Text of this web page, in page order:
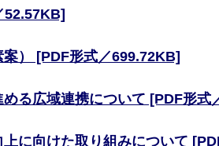
52.57KB]
） [PDF形式／699.72KB]
る広域連携について [PDF形式
に向けた取り組みについて